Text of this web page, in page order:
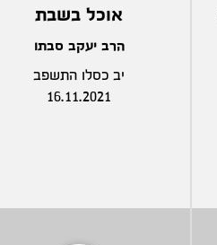
אוכל בשבת
הרב יעקב סבתו
יב כסלו התשפב
16.11.2021